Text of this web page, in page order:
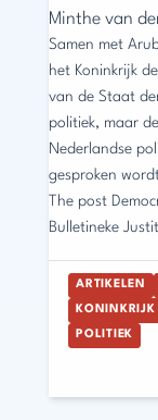
Minthe van
Samen met
het Koninkrijk
van de Staat
politiek, maar
Nederlandse
gesproken
The post
Bulletineke
ARTIKELEN
KONINKRIJK
POLITIEK